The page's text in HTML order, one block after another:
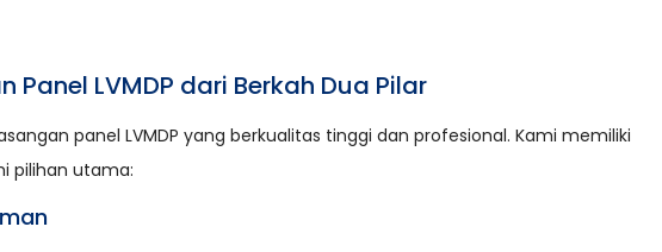
LVMDP dari Berkah Dua Pilar
panel LVMDP yang berkualitas tinggi dan profesional. Kami memiliki
pilihan utama: